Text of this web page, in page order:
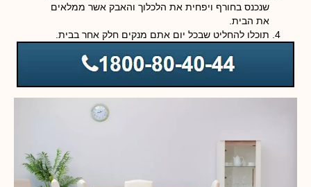
שנכנס בחורף ויפחית את הלכלוך והאבק אשר ממלאים
את הבית.
תוכלו להחליט שבכל יום אתם מנקים חלק אחר בבית.